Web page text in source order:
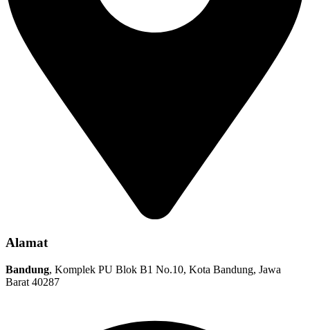
Alamat
Bandung, Komplek PU Blok B1 No.10, Kota Bandung, Jawa
Barat 40287